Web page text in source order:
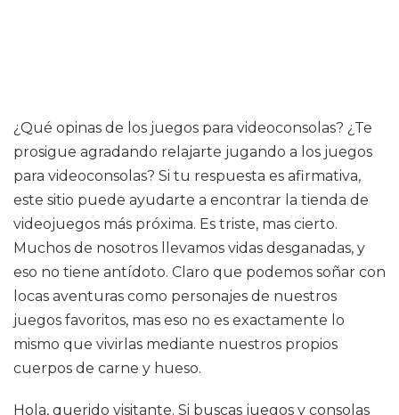
¿Qué opinas de los juegos para videoconsolas? ¿Te
prosigue agradando relajarte jugando a los juegos
para videoconsolas? Si tu respuesta es afirmativa,
este sitio puede ayudarte a encontrar la tienda de
videojuegos más próxima. Es triste, mas cierto.
Muchos de nosotros llevamos vidas desganadas, y
eso no tiene antídoto. Claro que podemos soñar con
locas aventuras como personajes de nuestros
juegos favoritos, mas eso no es exactamente lo
mismo que vivirlas mediante nuestros propios
cuerpos de carne y hueso.
Hola, querido visitante. Si buscas juegos y consolas